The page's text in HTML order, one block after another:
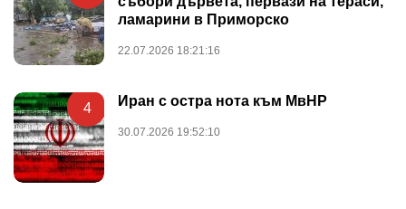
ламарини в Приморско
22.07.2026 18:21:16
4 Иран с остра нота към МвНР
30.07.2026 19:52:10